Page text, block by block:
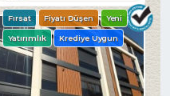
Fırsat Fiyatı Düşen Yeni
Yatırımlık Krediye Uygun